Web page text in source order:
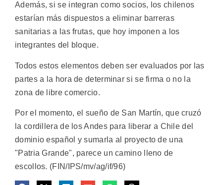
Además, si se integran como socios, los chilenos
estarían más dispuestos a eliminar barreras
sanitarias a las frutas, que hoy imponen a los
integrantes del bloque.
Todos estos elementos deben ser evaluados por las
partes a la hora de determinar si se firma o no la
zona de libre comercio.
Por el momento, el sueño de San Martín, que cruzó
la cordillera de los Andes para liberar a Chile del
dominio español y sumarla al proyecto de una
"Patria Grande", parece un camino lleno de
escollos. (FIN/IPS/mv/ag/if/96)